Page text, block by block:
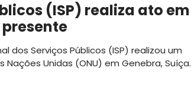
(ISP) realiza ato em
dos Serviços Públicos (ISP) realizou um
Unidas (ONU) em Genebra, Suíça.